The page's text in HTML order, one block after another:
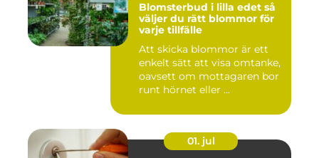
Blomsterbud i lilla edet så
väljer du rätt blommor för
varje tillfälle
Att skicka blommor är ett
enkelt sätt att visa omtanke,
oavsett om mottagaren bor
runt hörnet eller ...
01. jul